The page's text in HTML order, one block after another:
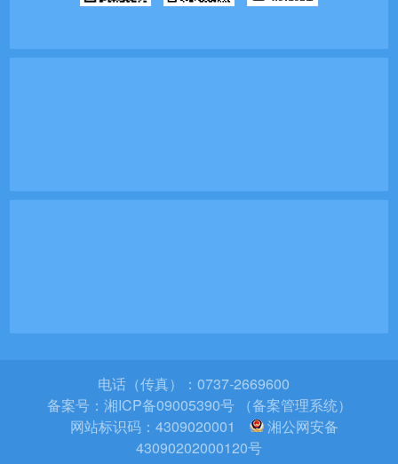
电话（传真）：0737-2669600
备案号： 湘ICP备09005390号 （备案管理系统）
网站标识码：4309020001
湘公网安备
43090202000120号